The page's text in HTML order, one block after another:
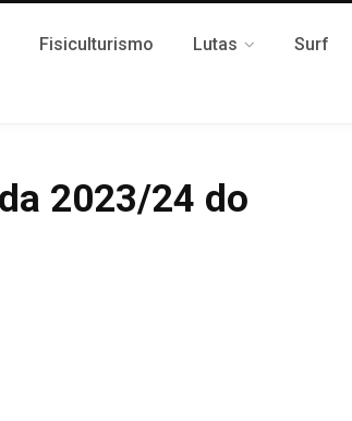
Fisiculturismo Lutas Surf
2023/24 do